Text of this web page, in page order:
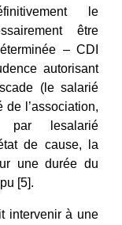
le
être
– CDI
autorisant
(le salarié
de l’association,
par lesalarié
de cause, la
une durée du
[5].
intervenir à une